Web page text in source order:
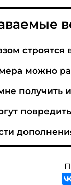
можно
получить